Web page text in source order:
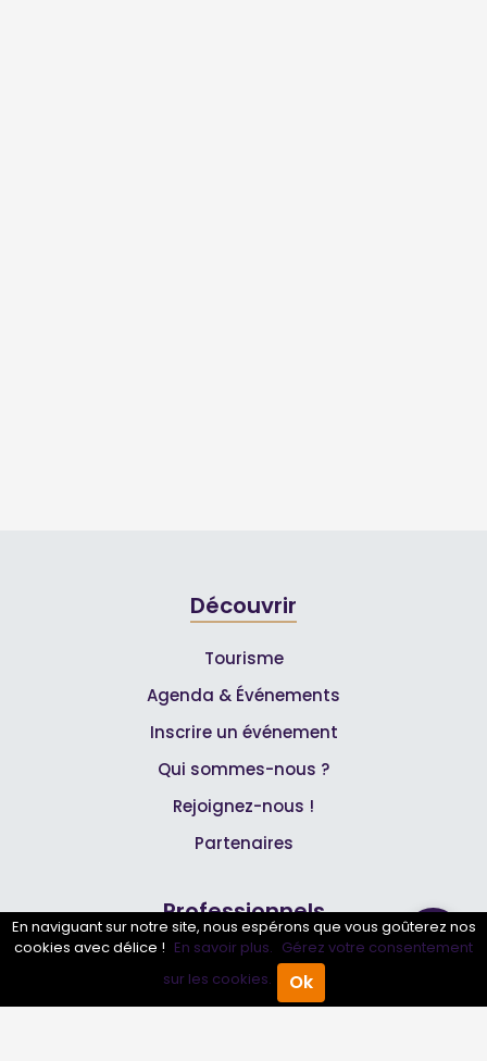
Annuaire Pro Agenda
Découvrir
Tourisme
Agenda & Événements
Inscrire un événement
Qui sommes-nous ?
Rejoignez-nous !
Partenaires
Professionnels
Annuaire pro
Inscrire mon entreprise
En naviguant sur notre site, nous espérons que vous goûterez nos
cookies avec délice ! En savoir plus. Gérez votre consentement
sur les cookies.
Ok